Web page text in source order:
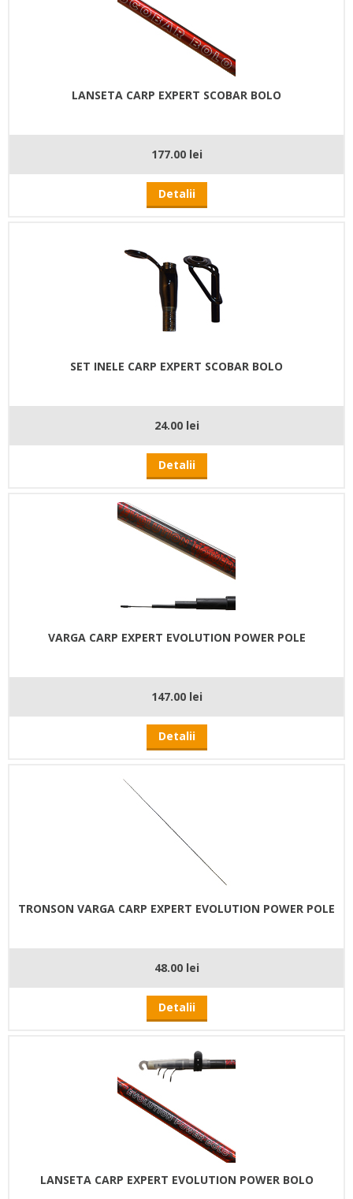
LANSETA CARP EXPERT SCOBAR BOLO
177.00 lei
Detalii
SET INELE CARP EXPERT SCOBAR BOLO
24.00 lei
Detalii
VARGA CARP EXPERT EVOLUTION POWER POLE
147.00 lei
Detalii
TRONSON VARGA CARP EXPERT EVOLUTION POWER POLE
48.00 lei
Detalii
LANSETA CARP EXPERT EVOLUTION POWER BOLO